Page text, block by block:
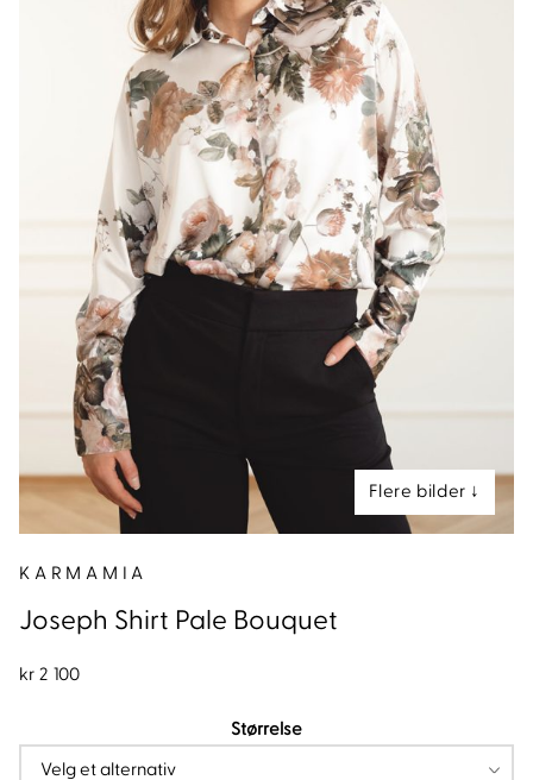
KARMAMIA
Joseph Shirt Pale Bouquet
kr 2 100
Størrelse